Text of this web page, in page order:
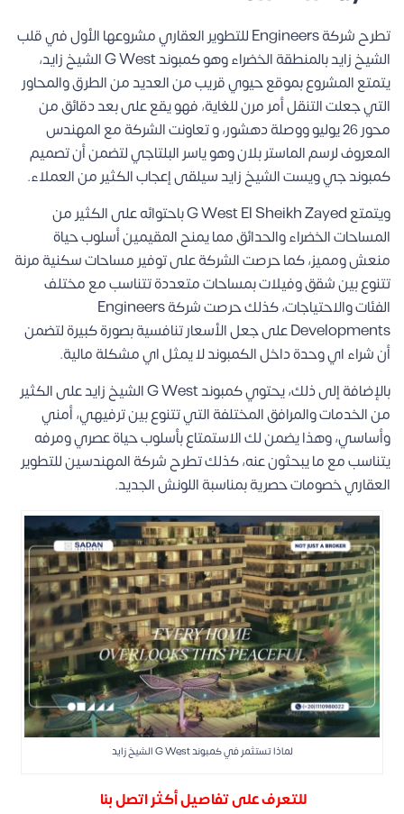
تطرح شركة Engineers للتطوير العقاري مشروعها الأول في قلب
الشيخ زايد بالمنطقة الخضراء وهو كمبوند G West الشيخ زايد،
يتمتع المشروع بموقع حيوي قريب من العديد من الطرق والمحاور
التي جعلت التنقل أمر مرن للغاية، فهو يقع على بعد دقائق من
محور 26 يوليو ووصلة دهشور، و تعاونت الشركة مع المهندس
المعروف لرسم الماستر بلان وهو ياسر البلتاجي لتضمن أن تصميم
كمبوند جي ويست الشيخ زايد سيلقى إعجاب الكثير من العملاء.
ويتمتع G West El Sheikh Zayed باحتوائه على الكثير من
المساحات الخضراء والحدائق مما يمنح المقيمين أسلوب حياة
منعش ومميز، كما حرصت الشركة على توفير مساحات سكنية مرنة
تتنوع بين شقق وفيلات بمساحات متعددة تتناسب مع مختلف
الفئات والاحتياجات، كذلك حرصت شركة Engineers
Developments على جعل الأسعار تنافسية بصورة كبيرة لتضمن
أن شراء اي وحدة داخل الكمبوند لا يمثل اي مشكلة مالية.
بالإضافة إلى ذلك، يحتوي كمبوند G West الشيخ زايد على الكثير
من الخدمات والمرافق المختلفة التي تتنوع بين ترفيهي، أمني
وأساسي، وهذا يضمن لك الاستمتاع بأسلوب حياة عصري ومرفه
يتناسب مع ما يبحثون عنه، كذلك تطرح شركة المهندسين للتطوير
العقاري خصومات حصرية بمناسبة اللونش الجديد.
لماذا تستثمر في كمبوند G West الشيخ زايد
للتعرف على تفاصيل أكثر اتصل بنا